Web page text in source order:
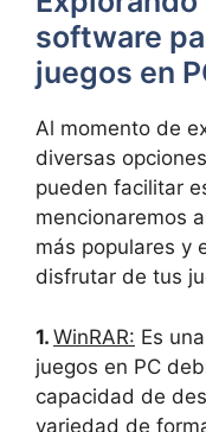
software
juegos⁤ en
Al momento⁣ de
diversas
pueden facilitar
mencionaremos
más populares y
disfrutar de tus
1. WinRAR: Es
juegos en PC‍
‍capacidad de
variedad‍ de